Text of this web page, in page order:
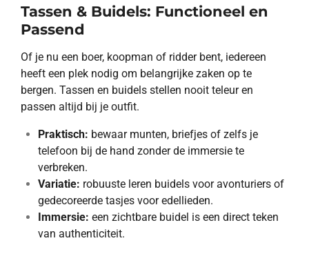
Tassen & Buidels: Functioneel en
Passend
Of je nu een boer, koopman of ridder bent, iedereen
heeft een plek nodig om belangrijke zaken op te
bergen. Tassen en buidels stellen nooit teleur en
passen altijd bij je outfit.
Praktisch: bewaar munten, briefjes of zelfs je
telefoon bij de hand zonder de immersie te
verbreken.
Variatie: robuuste leren buidels voor avonturiers of
gedecoreerde tasjes voor edellieden.
Immersie: een zichtbare buidel is een direct teken
van authenticiteit.